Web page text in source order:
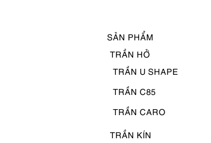
SẢN PHẨM
TRẦN HỞ
TRẦN U SHAPE
TRẦN C85
TRẦN CARO
TRẦN KÍN